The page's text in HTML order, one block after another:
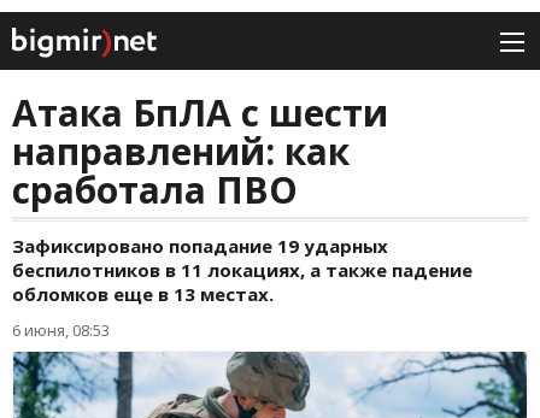
Атака БпЛА с шести
направлений: как
сработала ПВО
Зафиксировано попадание 19 ударных
беспилотников в 11 локациях, а также падение
обломков еще в 13 местах.
6 июня, 08:53